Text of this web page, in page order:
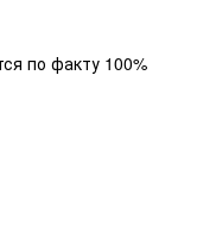
по факту 100%